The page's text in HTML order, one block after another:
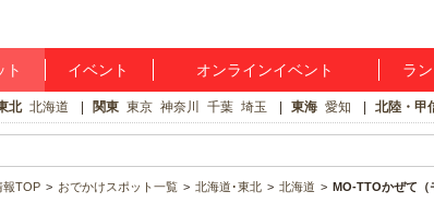
ト イベント オンラインイベント ラ
北 北海道 関東 東京 神奈川 千葉 埼玉 東海 愛知 北陸・甲
報TOP おでかけスポット一覧 北海道･東北 北海道 MO-TTOかぜて（